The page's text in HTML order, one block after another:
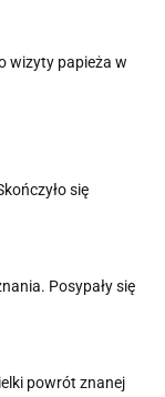
wizyty papieża w
się
Posypały się
powrót znanej